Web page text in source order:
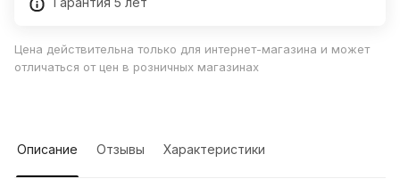
Цена действительна только для интернет-магазина и может
отличаться от цен в розничных магазинах
Описание Отзывы Характеристики